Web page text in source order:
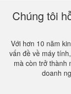
Chúng tôi
Với hơn 10 năm
vấn đề về máy
mà còn trở thành
doanh